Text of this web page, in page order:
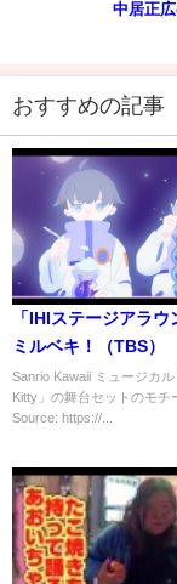
中居正
おすすめの記事
「IHIステージアラ
ミルベキ！（TBS）
Sanrio Kawaii ミュージカ
Kitty」の舞台セットのモチ
Source: https://...